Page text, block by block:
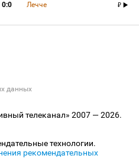
0:0 Лечче
данных
телеканал» 2007 — 2026.
технологии.
рекомендательных